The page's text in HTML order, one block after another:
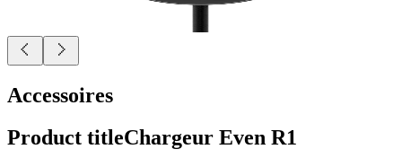
Accessoires
Product titleChargeur Even R1